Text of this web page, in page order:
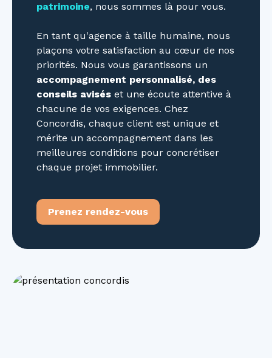
patrimoine, nous sommes là pour vous.
En tant qu'agence à taille humaine, nous
plaçons votre satisfaction au cœur de nos
priorités. Nous vous garantissons un
accompagnement personnalisé, des
conseils avisés et une écoute attentive à
chacune de vos exigences. Chez
Concordis, chaque client est unique et
mérite un accompagnement dans les
meilleures conditions pour concrétiser
chaque projet immobilier.
Prenez rendez-vous